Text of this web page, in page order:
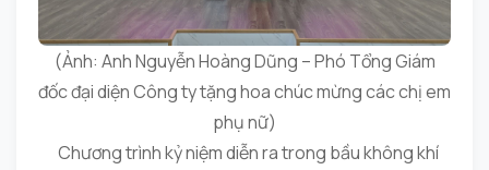
(Ảnh: Anh Nguyễn Hoàng Dũng – Phó Tổng Giám
đốc đại diện Công ty tặng hoa chúc mừng các chị em
phụ nữ)
Chương trình kỷ niệm diễn ra trong bầu không khí